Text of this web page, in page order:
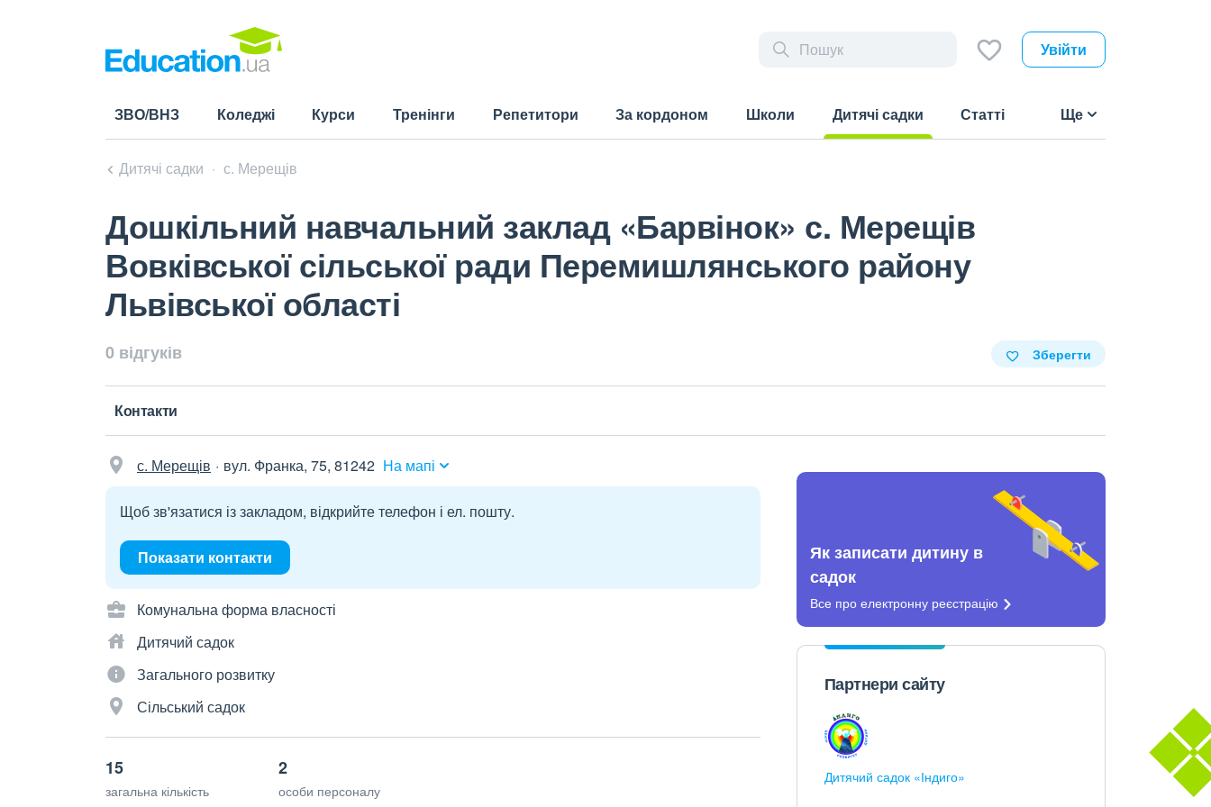
Увійти
ЗВО/ВНЗ Коледжі Курси Тренінги Репетитори За кордоном Школи
Дитячі садки
Статті Ще
Дитячі садки с. Мерещів
Дошкільний навчальний заклад «Барвінок» с. Мерещів
Вовківської сільської ради Перемишлянського району
Львівської області
0 відгуків Зберегти
Контакти
с. Мерещів вул. Франка, 75, 81242 На мапі
Щоб зв'язатися із закладом, відкрийте телефон і ел. пошту.
Показати контакти
Комунальна форма власності
Дитячий садок
Загального розвитку
Сільський садок
15
загальна кількість
2
особи персоналу
Як записати дитину в
садок
Все про електронну реєстрацію
Партнери сайту
Дитячий садок «Індиго»